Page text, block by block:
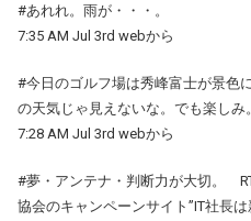
#あれれ。雨が・・・。
7:35 AM Jul 3rd webから
#今日のゴルフ場は秀峰富士が景色
の天気じゃ見えないな。でも楽しみ。
7:28 AM Jul 3rd webから
#夢・アンテナ・判断力が大切。
協会のキャンペーンサイト”IT社長